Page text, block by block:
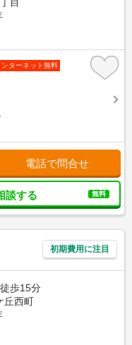
ンターネット無料
電話で問合せ
談する 無料
初期費用に注目
歩15分
丘西町